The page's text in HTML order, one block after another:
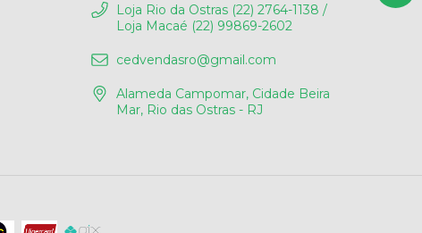
Loja Rio da Ostras (22) 2764-1138 /
Loja Macaé (22) 99869-2602
cedvendasro@gmail.com
Alameda Campomar, Cidade Beira
Mar, Rio das Ostras - RJ